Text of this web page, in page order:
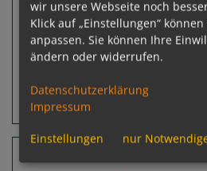
Routeninfos
14 Nächte Türkei, Italien,
wir unsere Webseite noch
Klick auf „Einstellungen“
anpassen. Sie können Ihre
ändern oder widerrufen.
Datenschutzerklärung
Impressum
Einstellungen nur